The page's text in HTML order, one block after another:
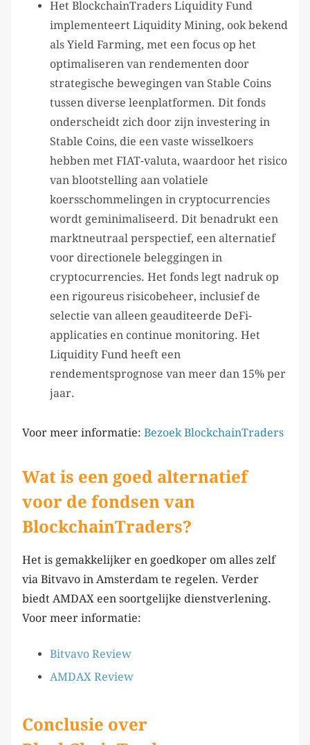
Het BlockchainTraders Liquidity Fund
implementeert Liquidity Mining, ook bekend
als Yield Farming, met een focus op het
optimaliseren van rendementen door
strategische bewegingen van Stable Coins
tussen diverse leenplatformen. Dit fonds
onderscheidt zich door zijn investering in
Stable Coins, die een vaste wisselkoers
hebben met FIAT-valuta, waardoor het risico
van blootstelling aan volatiele
koersschommelingen in cryptocurrencies
wordt geminimaliseerd. Dit benadrukt een
marktneutraal perspectief, een alternatief
voor directionele beleggingen in
cryptocurrencies. Het fonds legt nadruk op
een rigoureus risicobeheer, inclusief de
selectie van alleen geauditeerde DeFi-
applicaties en continue monitoring. Het
Liquidity Fund heeft een
rendementsprognose van meer dan 15% per
jaar.
Voor meer informatie: Bezoek BlockchainTraders
Wat is een goed alternatief
voor de fondsen van
BlockchainTraders?
Het is gemakkelijker en goedkoper om alles zelf
via Bitvavo in Amsterdam te regelen. Verder
biedt AMDAX een soortgelijke dienstverlening.
Voor meer informatie:
Bitvavo Review
AMDAX Review
Conclusie over